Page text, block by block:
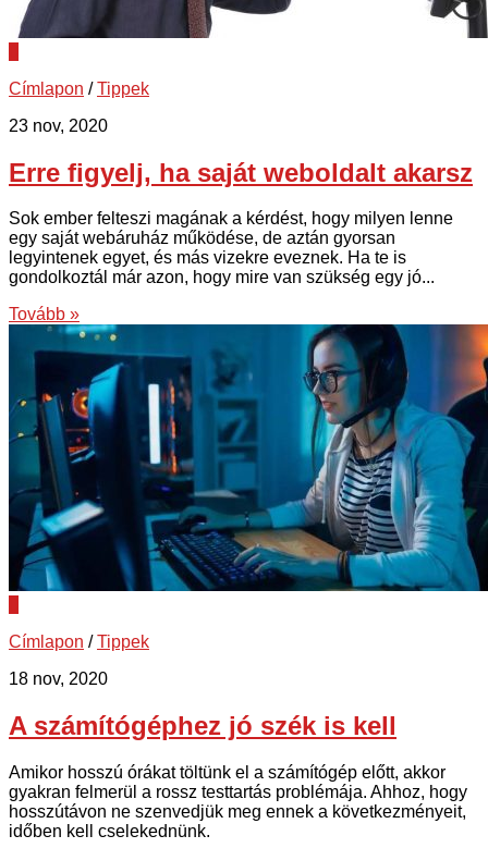
Címlapon /Tippek
23 nov, 2020
Erre figyelj, ha saját weboldalt akarsz
Sok ember felteszi magának a kérdést, hogy milyen lenne
egy saját webáruház működése, de aztán gyorsan
legyintenek egyet, és más vizekre eveznek. Ha te is
gondolkoztál már azon, hogy mire van szükség egy jó...
Tovább »
Címlapon /Tippek
18 nov, 2020
A számítógéphez jó szék is kell
Amikor hosszú órákat töltünk el a számítógép előtt, akkor
gyakran felmerül a rossz testtartás problémája. Ahhoz, hogy
hosszútávon ne szenvedjük meg ennek a következményeit,
időben kell cselekednünk.